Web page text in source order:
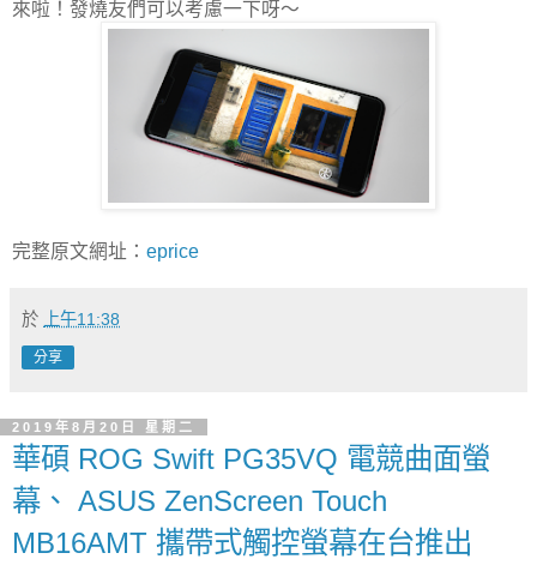
來啦！發燒友們可以考慮一下呀～
完整原文網址： eprice
於 上午11:38
分享
2019年8月20日 星期二
華碩 ROG Swift PG35VQ 電競曲面螢
幕、 ASUS ZenScreen Touch
MB16AMT 攜帶式觸控螢幕在台推出